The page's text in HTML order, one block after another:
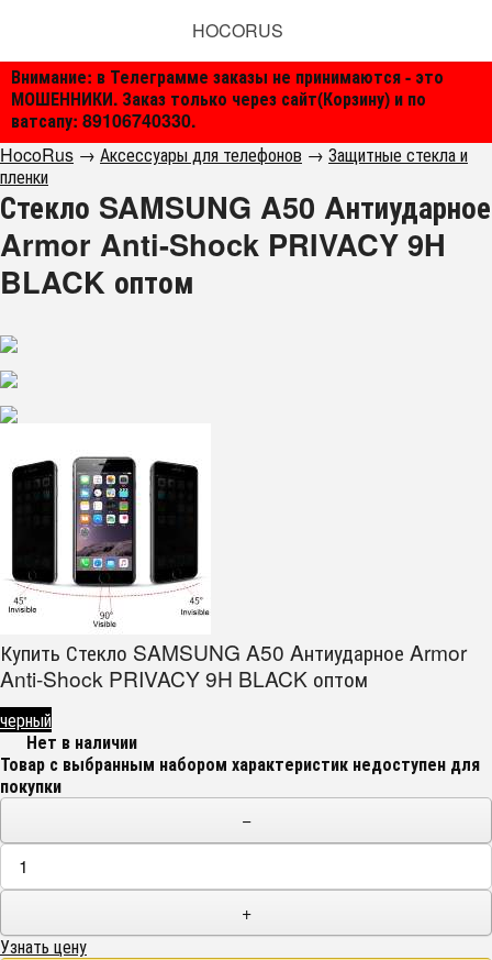
Внимание: в Телеграмме заказы не принимаются - это
МОШЕННИКИ. Заказ только через сайт(Корзину) и по
ватсапу: 89106740330.
HOCORUS
HocoRus → Аксессуары для телефонов → Защитные стекла и
пленки
Стекло SAMSUNG A50 Aнтиударное
Armor Anti-Shock PRIVACY 9H
BLACK оптом
Купить Стекло SAMSUNG A50 Aнтиударное Armor
Anti-Shock PRIVACY 9H BLACK оптом
черный
Нет в наличии
Товар с выбранным набором характеристик недоступен для
покупки
−
+
Узнать цену